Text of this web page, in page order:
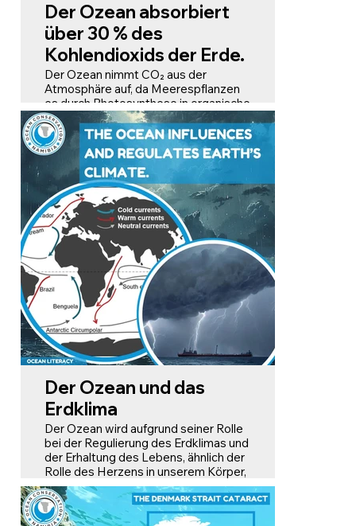
Der Ozean absorbiert
über 30 % des
Kohlendioxids der Erde.
Der Ozean nimmt CO₂ aus der
Atmosphäre auf, da Meerespflanzen
es durch Photosynthese in organische
Substanz und Sauerstoff umwandeln.
Ein Teil des aufgenommenen
Kohlenstoffs gelangt in die Tiefsee
oder wird Bestandteil von
Meereslebewesen, wo er lange
gespeichert werden kann.
Die CO₂-Aufnahme führt jedoch zu
einer Versauerung des Ozeans, was
Meereslebewesen wie Korallen und
Plankton schädigen kann.
Der Ozean und das
Erdklima
Der Ozean wird aufgrund seiner Rolle
bei der Regulierung des Erdklimas und
der Erhaltung des Lebens, ähnlich der
Rolle des Herzens in unserem Körper,
oft als „Herz des Planeten“
bezeichnet. Die Ozeane regulieren die
Wärmeverteilung, die